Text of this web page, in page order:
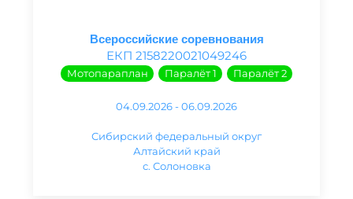
Всероссийские соревнования
ЕКП 2158220021049246
Мотопараплан Паралёт 1 Паралёт 2
04.09.2026 - 06.09.2026
Сибирский федеральный округ
Алтайский край
с. Солоновка